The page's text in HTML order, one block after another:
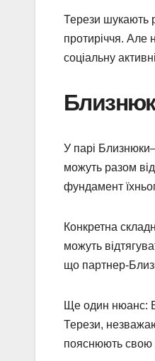
Терези шукають
протиріччя. Але
соціальну
У парі
можуть разом
фундамент
Конкретна
можуть
що партнер-
Ще один нюанс:
Терези,
пояснюють свою